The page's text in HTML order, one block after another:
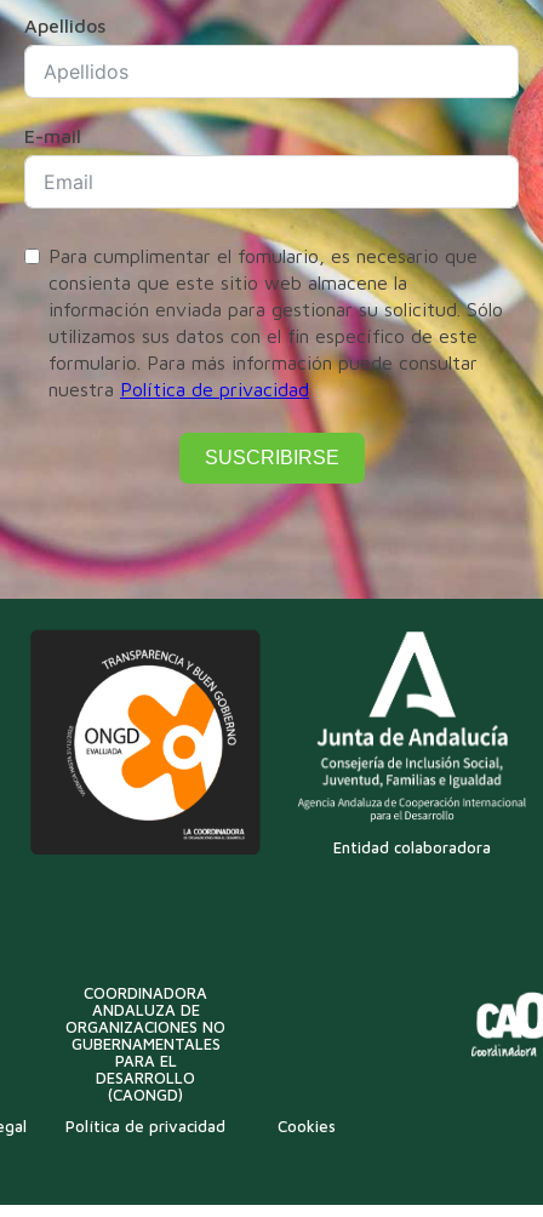
Apellidos
E-mail
Para cumplimentar el fomulario, es necesario que
consienta que este sitio web almacene la
información enviada para gestionar su solicitud. Sólo
utilizamos sus datos con el fin específico de este
formulario. Para más información puede consultar
nuestra Política de privacidad
SUSCRIBIRSE
Entidad colaboradora
COORDINADORA
ANDALUZA DE
ORGANIZACIONES NO
GUBERNAMENTALES
PARA EL
DESARROLLO
(CAONGD)
Política de privacidad Cookies